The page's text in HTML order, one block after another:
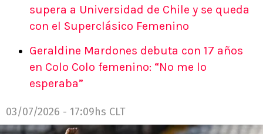
supera a Universidad de Chile y se queda
con el Superclásico Femenino
Geraldine Mardones debuta con 17 años
en Colo Colo femenino: “No me lo
esperaba”
03/07/2026 - 17:09hs CLT